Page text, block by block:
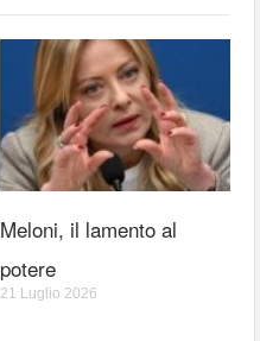
Meloni, il lamento al
potere
21 Luglio 2026